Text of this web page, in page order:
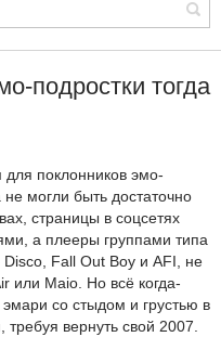
подростки тогда
поклонников эмо-
могли быть достаточно
страницы в соцсетях
а плееры группами типа
Fall Out Boy и AFI, не
или Maio. Но всё когда-
со стыдом и грустью в
вернуть свой 2007.